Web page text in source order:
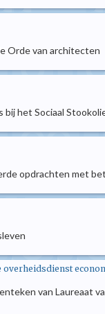
Orde van architecten
het Sociaal
opdrachten met
van Laureaat